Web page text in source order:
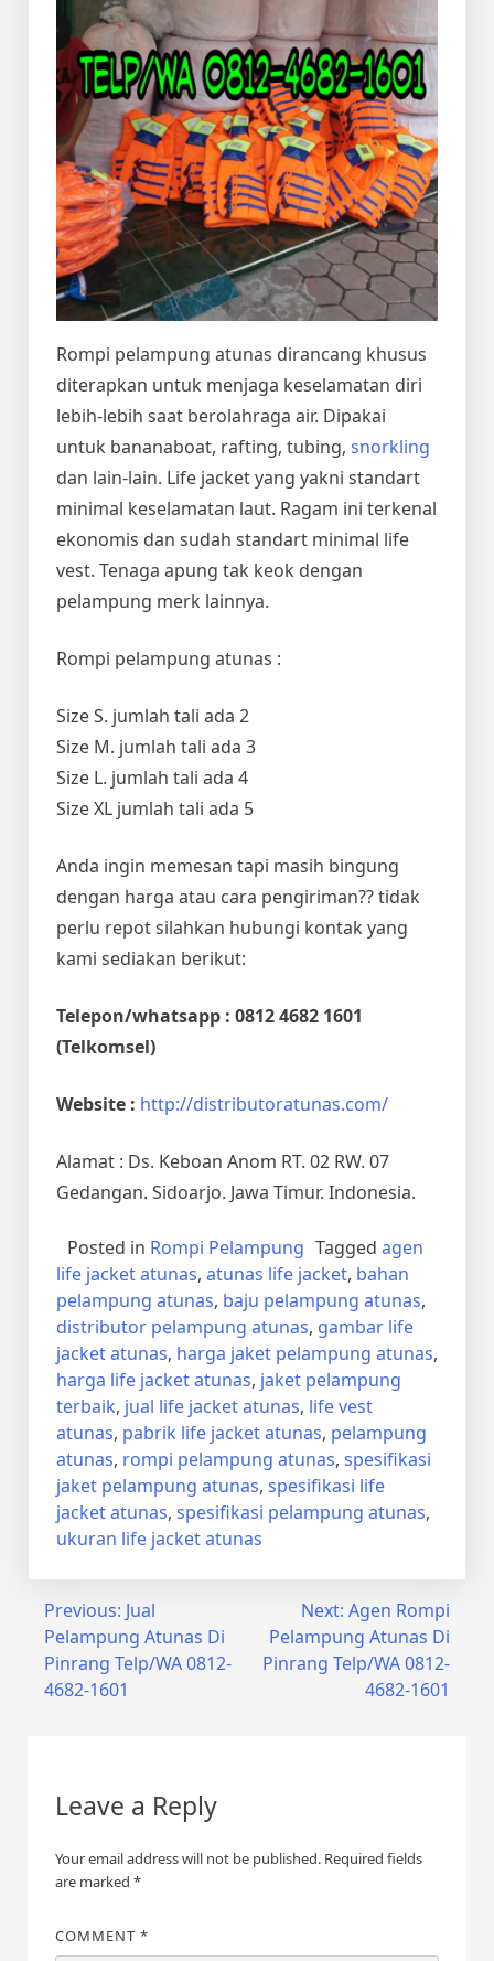
Rompi pelampung atunas dirancang khusus
diterapkan untuk menjaga keselamatan diri
lebih-lebih saat berolahraga air. Dipakai
untuk bananaboat, rafting, tubing, snorkling
dan lain-lain. Life jacket yang yakni standart
minimal keselamatan laut. Ragam ini terkenal
ekonomis dan sudah standart minimal life
vest. Tenaga apung tak keok dengan
pelampung merk lainnya.
Rompi pelampung atunas :
Size S. jumlah tali ada 2
Size M. jumlah tali ada 3
Size L. jumlah tali ada 4
Size XL jumlah tali ada 5
Anda ingin memesan tapi masih bingung
dengan harga atau cara pengiriman?? tidak
perlu repot silahkan hubungi kontak yang
kami sediakan berikut:
Telepon/whatsapp : 0812 4682 1601
(Telkomsel)
Website : http://distributoratunas.com/
Alamat : Ds. Keboan Anom RT. 02 RW. 07
Gedangan. Sidoarjo. Jawa Timur. Indonesia.
Posted in Rompi Pelampung Tagged agen
life jacket atunas, atunas life jacket, bahan
pelampung atunas, baju pelampung atunas,
distributor pelampung atunas, gambar life
jacket atunas, harga jaket pelampung atunas,
harga life jacket atunas, jaket pelampung
terbaik, jual life jacket atunas, life vest
atunas, pabrik life jacket atunas, pelampung
atunas, rompi pelampung atunas, spesifikasi
jaket pelampung atunas, spesifikasi life
jacket atunas, spesifikasi pelampung atunas,
ukuran life jacket atunas
Post
navigation
Previous: Jual
Pelampung Atunas Di
Pinrang Telp/WA 0812-
4682-1601
Next: Agen Rompi
Pelampung Atunas Di
Pinrang Telp/WA 0812-
4682-1601
Leave a Reply
Your email address will not be published. Required fields
are marked *
COMMENT *